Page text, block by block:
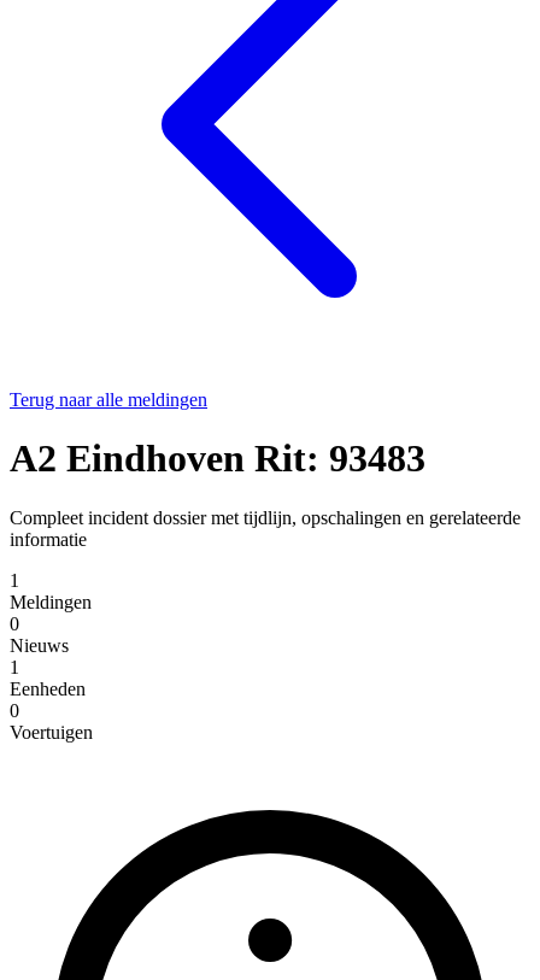
Terug naar alle meldingen
A2 Eindhoven Rit: 93483
Compleet incident dossier met tijdlijn, opschalingen en gerelateerde
informatie
1
Meldingen
0
Nieuws
1
Eenheden
0
Voertuigen